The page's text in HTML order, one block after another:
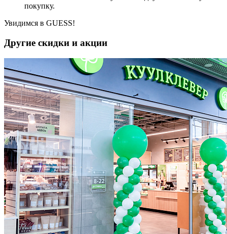
покупку.
Увидимся в GUESS!
Другие скидки и акции